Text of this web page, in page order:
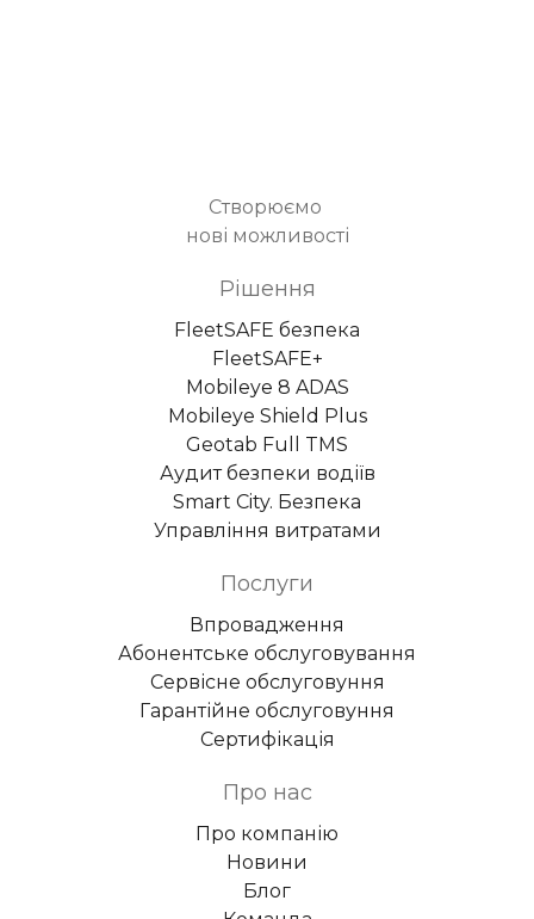
Створюємо
нові можливості
Рішення
FleetSAFE безпека
FleetSAFE+
Mobileye 8 ADAS
Mobileye Shield Plus
Geotab Full TMS
Аудит безпеки водіїв
Smart City. Безпека
Управління витратами
Послуги
Впровадження
Абонентське обслуговування
Сервісне обслуговуння
Гарантійне обслуговуння
Сертифікація
Про нас
Про компанію
Новини
Блог